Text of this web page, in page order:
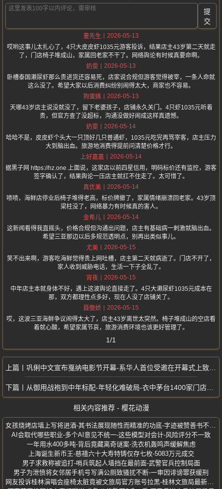
提
交
董先生
2026-05-13
哎哟这事儿太扎心了，4只大皮皮虾1035元游客投诉，结果店主43岁第二天就走
了，门店椅子堆成山，家属回老家不干了。网络舆论有时候真要命啊。
奶雯
2026-05-13
卧槽泰国濑尿虾那么贵进货还容易死，店家说合规但游客觉得被宰，一条人命就
这么没了。希望大家以后消费纠纷别闹得太大，商家也不容易。
狗蛋姨
2026-05-13
天哪43岁店主说没就没了，留下老婆孩子，店铺永久关门。4只虾1035元听着
贵，但官方查了没超标，沟通没做好闹成这样真遗憾。
奶雯
2026-05-14
哈哈不是，皮皮虾个头大一只顶好几只普通虾，1035元吃完再骂宰客，店主压力
大到脑出血。旅游地消费得提前问清楚价格才行。
上好嘉嘉
2026-05-14
据黑子网 https://hz.one 上面说，这家店以前四星信用，明码标价还有监控，游客
签字确认了，结果舆论一压店主就扛不住走了。太可惜了。
真优美
2026-05-14
啧啧，海鲜店停业后椅子堆得老高，标价牌撤了，家属情绪崩溃回老家。43岁顶
梁柱没了，网络暴力有时候真的害人。
金希儿
2026-05-14
这新闻看得我直摇头，价格合规但沟通出问题，店主有基础病一刺激就脑出血。
希望三亚那边以后多规范透明点，别再出类似事儿。
尤美
2026-05-15
笑不出来啊，游客吃海鲜觉得贵上网吐槽，店主第二天就病逝了。门店不开了，
家人收到威胁电话，生活一下子全乱了。
宵夜
2026-05-15
中年店主本就身体不好，遇上这波舆论直接走了。4只大濑尿虾1035元成本在
那，双方都理性点多好，现在人没了店铺关了。
聂傲娇
2026-05-15
哎，这波三亚海鲜争议闹得太大了，店主43岁离世太突然。椅子堆成山的空店看
着就心酸，希望家属节哀，旅游消费环境也该更好管理了。
1/1
巩俐中文宣布戛纳电影节开幕-系华人首位受邀在开幕式上致辞的电影人
从御用战袍到中年标配-年轻化难破局-衣中茅台1400家门店的隐忧
相关内容推荐 - 樱花动漫
AI会取代哪些职业-多个AI意见不统一-这些模型对会计-风险评分不一致
一年用水400多吨-背后竟藏离奇谜案-洗衣机轰鸣声缓解焦虑
上海诞生新币王-慈禧六十大寿特铸仅存七枚-5083万元成交
男子求救称被追打-哨兵筑起人墙挡在最前面-武警官兵控制局面
男子为泄愤将女邻居手机号写满公厕致骚扰不断-一审因诽谤罪获缓刑